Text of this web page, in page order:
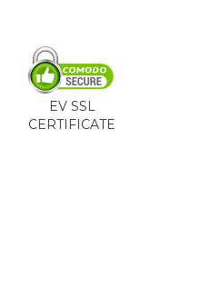
EV SSL
CERTIFICATE